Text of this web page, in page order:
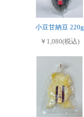
小豆甘納豆 220g
￥1,080(税込)